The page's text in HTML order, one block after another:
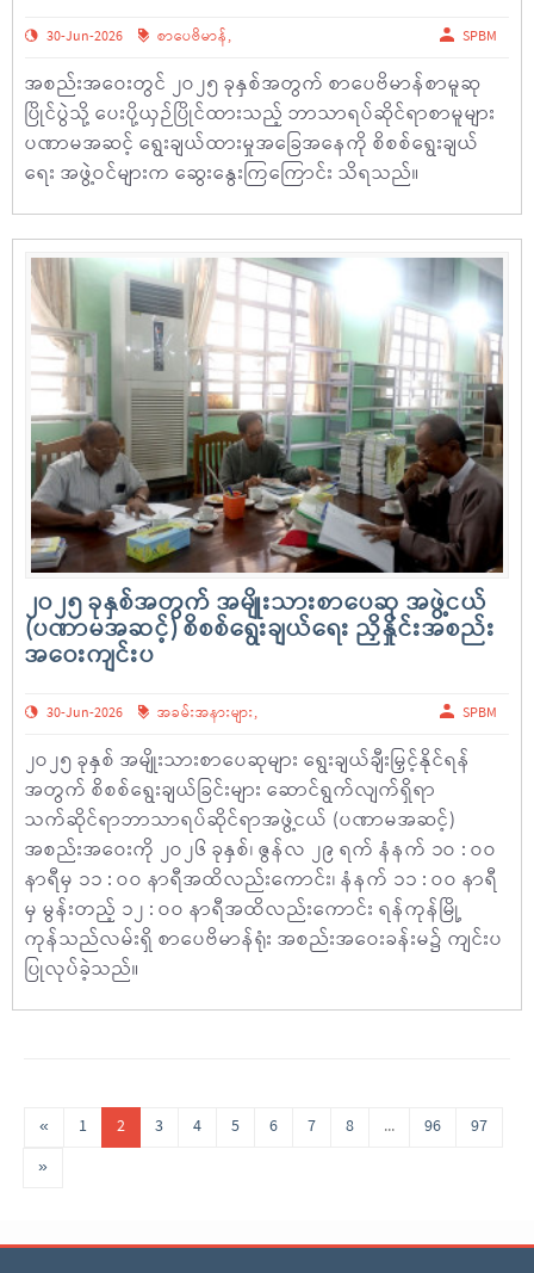
30-Jun-2026 စာပေဗိမာန်, SPBM
အစည်းအဝေးတွင် ၂ဝ၂၅ ခုနှစ်အတွက် စာပေဗိမာန်စာမူဆု
ပြိုင်ပွဲသို့ ပေးပို့ယှဉ်ပြိုင်ထားသည့် ဘာသာရပ်ဆိုင်ရာစာမူများ
ပဏာမအဆင့် ရွေးချယ်ထားမှုအခြေအနေကို စိစစ်ရွေးချယ်
ရေး အဖွဲ့ဝင်များက ဆွေးနွေးကြကြောင်း သိရသည်။
၂ဝ၂၅ ခုနှစ်အတွက် အမျိုးသားစာပေဆု အဖွဲ့ငယ်
(ပဏာမအဆင့်) စိစစ်ရွေးချယ်ရေး ညှိနှိုင်းအစည်း
အဝေးကျင်းပ
30-Jun-2026 အခမ်းအနားများ, SPBM
၂ဝ၂၅ ခုနှစ် အမျိုးသားစာပေဆုများ ရွေးချယ်ချီးမြှင့်နိုင်ရန်
အတွက် စိစစ်ရွေးချယ်ခြင်းများ ဆောင်ရွက်လျက်ရှိရာ
သက်ဆိုင်ရာဘာသာရပ်ဆိုင်ရာအဖွဲ့ငယ် (ပဏာမအဆင့်)
အစည်းအဝေးကို ၂ဝ၂၆ ခုနှစ်၊ ဇွန်လ ၂၉ ရက် နံနက် ၁ဝ : ဝဝ
နာရီမှ ၁၁ : ဝဝ နာရီအထိလည်းကောင်း၊ နံနက် ၁၁ : ဝဝ နာရီ
မှ မွန်းတည့် ၁၂ : ဝဝ နာရီအထိလည်းကောင်း ရန်ကုန်မြို့
ကုန်သည်လမ်းရှိ စာပေဗိမာန်ရုံး အစည်းအဝေးခန်းမ၌ ကျင်းပ
ပြုလုပ်ခဲ့သည်။
« 1 2 3 4 5 6 7 8 ... 96
97
»